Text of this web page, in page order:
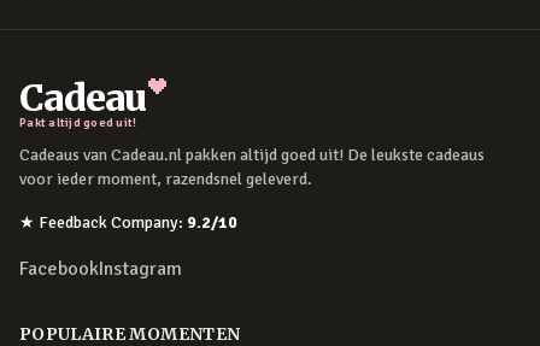
Cadeau
Pakt altijd goed uit!
Cadeaus van Cadeau.nl pakken altijd goed uit! De leukste cadeaus
voor ieder moment, razendsnel geleverd.
★ Feedback Company: 9.2/10
FacebookInstagram
POPULAIRE MOMENTEN